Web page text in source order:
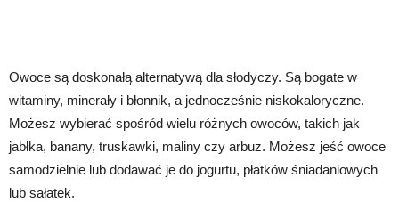
Owoce są doskonałą alternatywą dla słodyczy. Są bogate w
witaminy, minerały i błonnik, a jednocześnie niskokaloryczne.
Możesz wybierać spośród wielu różnych owoców, takich jak
jabłka, banany, truskawki, maliny czy arbuz. Możesz jeść owoce
samodzielnie lub dodawać je do jogurtu, płatków śniadaniowych
lub sałatek.